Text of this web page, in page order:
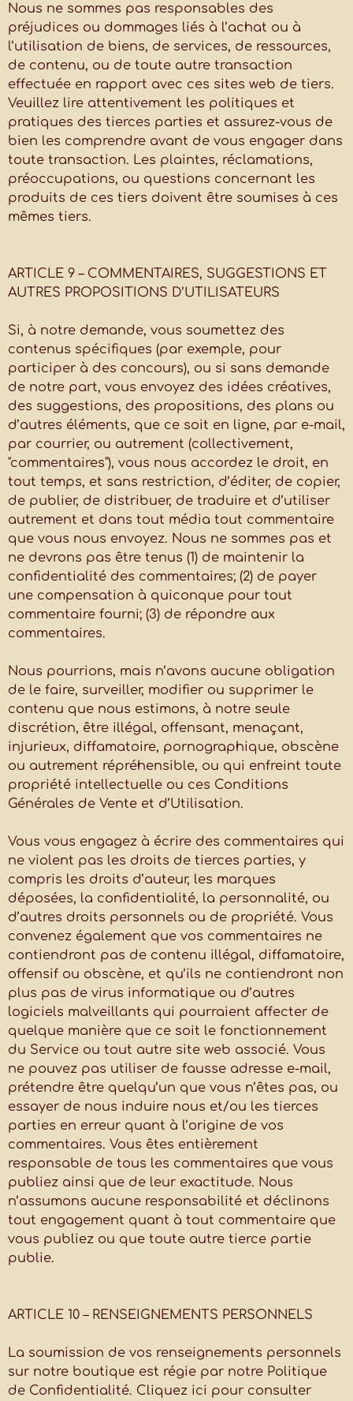
Nous ne sommes pas responsables des
préjudices ou dommages liés à l’achat ou à
l’utilisation de biens, de services, de ressources,
de contenu, ou de toute autre transaction
effectuée en rapport avec ces sites web de tiers.
Veuillez lire attentivement les politiques et
pratiques des tierces parties et assurez-vous de
bien les comprendre avant de vous engager dans
toute transaction. Les plaintes, réclamations,
préoccupations, ou questions concernant les
produits de ces tiers doivent être soumises à ces
mêmes tiers.
ARTICLE 9 – COMMENTAIRES, SUGGESTIONS ET
AUTRES PROPOSITIONS D’UTILISATEURS
Si, à notre demande, vous soumettez des
contenus spécifiques (par exemple, pour
participer à des concours), ou si sans demande
de notre part, vous envoyez des idées créatives,
des suggestions, des propositions, des plans ou
d’autres éléments, que ce soit en ligne, par e-mail,
par courrier, ou autrement (collectivement,
"commentaires"), vous nous accordez le droit, en
tout temps, et sans restriction, d’éditer, de copier,
de publier, de distribuer, de traduire et d’utiliser
autrement et dans tout média tout commentaire
que vous nous envoyez. Nous ne sommes pas et
ne devrons pas être tenus (1) de maintenir la
confidentialité des commentaires; (2) de payer
une compensation à quiconque pour tout
commentaire fourni; (3) de répondre aux
commentaires.
Nous pourrions, mais n’avons aucune obligation
de le faire, surveiller, modifier ou supprimer le
contenu que nous estimons, à notre seule
discrétion, être illégal, offensant, menaçant,
injurieux, diffamatoire, pornographique, obscène
ou autrement répréhensible, ou qui enfreint toute
propriété intellectuelle ou ces Conditions
Générales de Vente et d’Utilisation.
Vous vous engagez à écrire des commentaires qui
ne violent pas les droits de tierces parties, y
compris les droits d’auteur, les marques
déposées, la confidentialité, la personnalité, ou
d’autres droits personnels ou de propriété. Vous
convenez également que vos commentaires ne
contiendront pas de contenu illégal, diffamatoire,
offensif ou obscène, et qu’ils ne contiendront non
plus pas de virus informatique ou d’autres
logiciels malveillants qui pourraient affecter de
quelque manière que ce soit le fonctionnement
du Service ou tout autre site web associé. Vous
ne pouvez pas utiliser de fausse adresse e-mail,
prétendre être quelqu’un que vous n’êtes pas, ou
essayer de nous induire nous et/ou les tierces
parties en erreur quant à l’origine de vos
commentaires. Vous êtes entièrement
responsable de tous les commentaires que vous
publiez ainsi que de leur exactitude. Nous
n’assumons aucune responsabilité et déclinons
tout engagement quant à tout commentaire que
vous publiez ou que toute autre tierce partie
publie.
ARTICLE 10 – RENSEIGNEMENTS PERSONNELS
La soumission de vos renseignements personnels
sur notre boutique est régie par notre Politique
de Confidentialité. Cliquez ici pour consulter